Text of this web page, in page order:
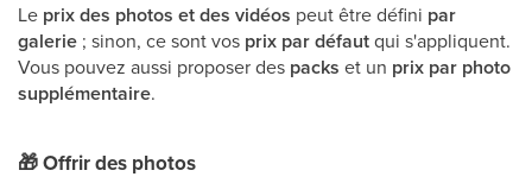
Le prix des photos et des vidéos peut être défini par
galerie ; sinon, ce sont vos prix par défautqui s'appliquent.
Vous pouvez aussi proposer des packs et un prix par photo
supplémentaire.
🎁Offrir des photos